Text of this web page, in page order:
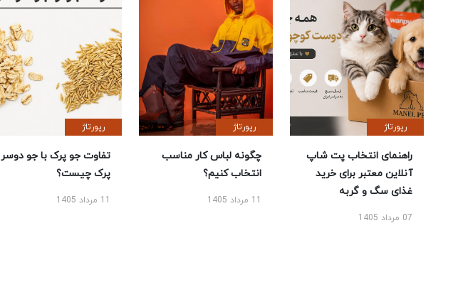
رپورتاژ
راهنمای انتخاب پت شاپ
آنلاین معتبر برای خرید
غذای سگ و گربه
07 مرداد 1405
رپورتاژ
چگونه لباس کار مناسب
انتخاب کنیم؟
11 مرداد 1405
رپورتاژ
تفاوت جو پرک با جو دوسر
پرک چیست؟
11 مرداد 1405